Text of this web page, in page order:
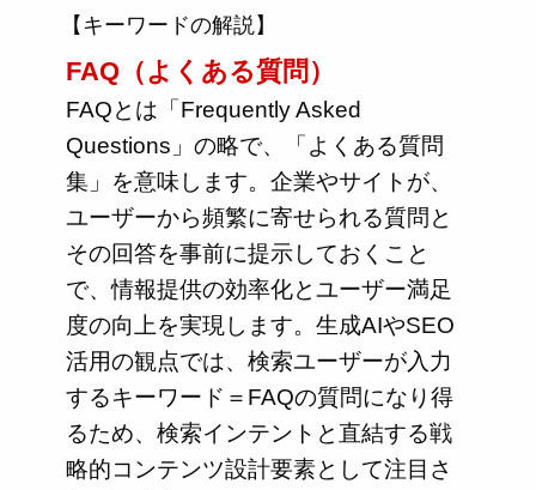
【キーワードの解説】
FAQ（よくある質問）
FAQとは「Frequently Asked
Questions」の略で、「よくある質問
集」を意味します。企業やサイトが、
ユーザーから頻繁に寄せられる質問と
その回答を事前に提示しておくこと
で、情報提供の効率化とユーザー満足
度の向上を実現します。生成AIやSEO
活用の観点では、検索ユーザーが入力
するキーワード＝FAQの質問になり得
るため、検索インテントと直結する戦
略的コンテンツ設計要素として注目さ